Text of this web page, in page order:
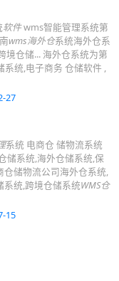
软件wms智能管理系统第
wms海外仓系统海外仓系
境仓储... 海外仓系统为第
统,电子商务 仓储软件 ,
27
系统 电商仓 储物流系统
储系统,海外仓储系统,保
仓储物流公司海外仓系统,
系统,跨境仓储系统WMS仓
15